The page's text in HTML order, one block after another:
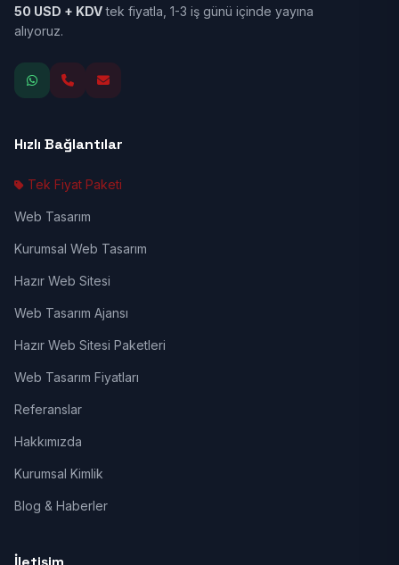
50 USD + KDVtek fiyatla, 1-3 iş günü içinde yayına
alıyoruz.
Hızlı Bağlantılar
Tek Fiyat Paketi
Web Tasarım
Kurumsal Web Tasarım
Hazır Web Sitesi
Web Tasarım Ajansı
Hazır Web Sitesi Paketleri
Web Tasarım Fiyatları
Referanslar
Hakkımızda
Kurumsal Kimlik
Blog & Haberler